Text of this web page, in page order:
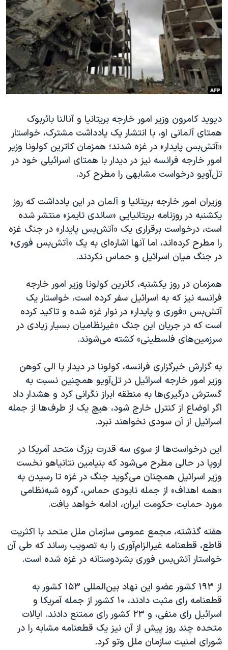
فرهنگ و زندگی
حقوق شهروندی
اقتصادی
علم و فناوری
اسرائیل در جنگ
آرشیو پخش زنده
مستندها
انتخابات ریاست جمهوری آمریکا ۲۰۲۴
حمله جمهوری اسلامی به اسرائیل
رمز مهسا
ورزش زنان در ایران
مجموعه مستندهای دادخواهی
تریبونال مردمی آبان ۹۸
دادگاه حمید نوری
چهل سال گروگان‌گیری
اعتراضات مردمی آبان ۹۸
اسرائیل در جنگ
نرگس محمدی برنده جایزه نوبل صلح
صفحه‌های ویژه
سفر پرزیدنت ترامپ به چین
دنبال کنید
زبانهای مختلف
دیوید کامرون وزیر امور خارجه بریتانیا و آنالنا بائربوک
همتای آلمانی او، با انتشار یک یادداشت مشترک، خواستار
«آتش‌بس پایدار» در غزه شدند؛ همزمان کاترین کولونا وزیر
امور خارجه فرانسه نیز در دیدار با همتای اسرائیلی خود در
تل‌آویو درخواست مشابهی را مطرح کرد.
وزیران امور خارجه بریتانیا و آلمان در این یادداشت که روز
یکشنبه در روزنامه بریتانیایی «ساندی تایمز» منتشر شده
است، درخواست برقراری یک «آتش‌بس پایدار» در جنگ غزه
را مطرح کرده‌اند، اما آنها اشاره‌ای به یک «آتش‌بس فوری»
در جنگ میان اسرائیل و حماس نکردند.
همزمان در روز یکشنبه، کاترین کولونا وزیر امور خارجه
فرانسه نیز که به اسرائیل سفر کرده است، خواستار یک
آتش‌بس «فوری و پایدار» در نوار غزه شده و تاکید کرده
است که در جریان این جنگ «غیرنظامیان بسیار زیادی در
سرزمین‌های فلسطینی» کشته می‌شوند.
به گزارش خبرگزاری فرانسه، کولونا در دیدار با الی کوهن
وزیر امور خارجه اسرائیل در تل‌آویو همچنین نسبت به
گسترش درگیری‌ها به منطقه ابراز نگرانی کرد و هشدار داد
اگر اوضاع از کنترل خارج شود، هیچ یک از طرف‌ها از جمله
اسرائیل از آن سودی نخواهند نبرد.
این درخواست‌ها از سوی سه قدرت‌ بزرگ متحد آمریکا در
اروپا در حالی مطرح می‌شود که بنیامین نتانیاهو نخست
وزیر اسرائیل همچنان می‌گوید جنگ در غزه تا رسیدن به
«همه اهداف» از جمله نابودی حماس، گروه شبه‌نظامی
مورد حمایت حکومت ایران، ادامه خواهد یافت.
هفته گذشته، مجمع عمومی سازمان ملل متحد با اکثریت
قاطع، قطعنامه غیرالزام‌آوری را به تصویب رساند که طی آن
خواستار آتش‌بس فوری بشردوستانه در غزه شده است.
از ۱۹۳ کشور عضو این نهاد بین‌المللی ۱۵۳ کشور به
قطعنامه رای مثبت دادند، ۱۰ کشور از جمله آمریکا و
اسرائیل رای منفی، و ۲۳ کشور رای ممتنع دادند. ایالات
متحده چند روز پیش از آن نیز یک قطعنامه مشابه را در
شورای امنیت سازمان ملل وتو کرد.